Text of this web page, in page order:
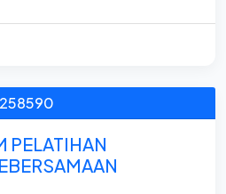
PELATIHAN